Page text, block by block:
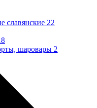
славянские 22
шаровары 2